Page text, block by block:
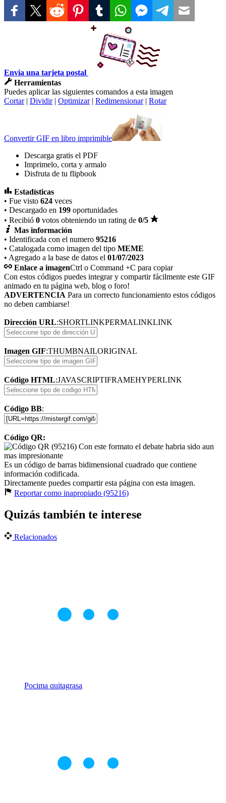
Envia una tarjeta postal
Herramientas
Puedes aplicar las siguientes comandos a esta imagen
Cortar| Dividir| Optimizar| Redimensionar| Rotar
Convertir GIF en libro imprimible
Descarga gratis el PDF
Imprimelo, corta y armalo
Disfruta de tu flipbook
Estadísticas
• Fue visto 624 veces
• Descargado en 199 oportunidades
• Recibió 0 votos obteniendo un rating de 0/5
Mas información
• Identificada con el numero 95216
• Catalogada como imagen del tipo MEME
• Agregado a la base de datos el 01/07/2023
Enlace a imagenCtrl o Command +C para copiar
Con estos códigos puedes integrar y compartir fácilmente este GIF
animado en tu página web, blog o foro!
ADVERTENCIA Para un correcto funcionamiento estos códigos
no deben cambiarse!
Dirección URL:SHORTLINKPERMALINKLINK
Imagen GIF:THUMBNAILORIGINAL
Código HTML:JAVASCRIPTIFRAMEHYPERLINK
Código BB:
Código QR:
Es un código de barras bidimensional cuadrado que contiene
información codificada.
Directamente puedes compartir esta página con esta imagen.
Reportar como inapropiado (95216)
Quizás también te interese
Relacionados
Pocima quitagrasa